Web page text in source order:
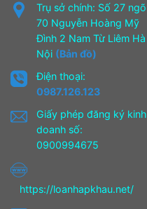
Trụ sở chính: Số 27 ngõ
70 Nguyễn Hoàng Mỹ
Đình 2 Nam Từ Liêm Hà
Nội (Bản đồ)
Điện thoại:
0987.126.123
Giấy phép đăng ký kinh
doanh số:
0900994675
https://loanhapkhau.net/